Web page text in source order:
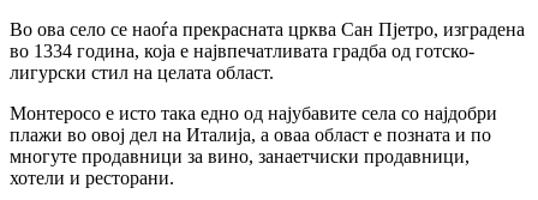
Во ова село се наоѓа прекрасната црква Сан Пјетро, ​​изградена
во 1334 година, која е највпечатливата градба од готско-
лигурски стил на целата област.
Монтеросо е исто така едно од најубавите села со најдобри
плажи во овој дел на Италија, а оваа област е позната и по
многуте продавници за вино, занаетчиски продавници,
хотели и ресторани.